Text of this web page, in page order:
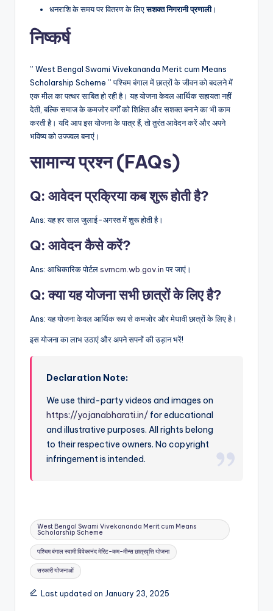
धनराशि के समय पर वितरण के लिएसशक्तनिगरानीप्रणाली।
निष्कर्ष
” West Bengal Swami Vivekananda Merit cum Means
Scholarship Scheme ” पश्चिम बंगाल में छात्रों के जीवन को बदलने में
एक मील का पत्थर साबित हो रही है। यह योजना केवल आर्थिक सहायता नहीं
देती, बल्कि समाज के कमजोर वर्गों को शिक्षित और सशक्त बनाने का भी काम
करती है। यदि आप इस योजना के पात्र हैं, तो तुरंत आवेदन करें और अपने
भविष्य को उज्ज्वल बनाएं।
सामान्य प्रश्न (FAQs)
Q: आवेदन प्रक्रिया कब शुरू होती है?
Ans: यह हर साल जुलाई-अगस्त में शुरू होती है।
Q: आवेदन कैसे करें?
Ans: आधिकारिक पोर्टलsvmcm.wb.gov.inपर जाएं।
Q:क्या यह योजना सभी छात्रों के लिए है?
Ans: यह योजना केवल आर्थिक रूप से कमजोर और मेधावी छात्रों के लिए है।
इस योजना का लाभ उठाएं और अपने सपनों की उड़ान भरें!
Declaration Note:
We use third-party videos and images on
https://yojanabharati.in/ for educational
and illustrative purposes. All rights belong
to their respective owners. No copyright
infringement is intended.
Tags:
West Bengal Swami Vivekananda Merit cum Means
Scholarship Scheme
पश्चिम बंगाल स्वामी विवेकानंद मेरिट-कम-मीन्स छात्रवृत्ति योजना
सरकारी योजनाओं
Last updated on January 23, 2025